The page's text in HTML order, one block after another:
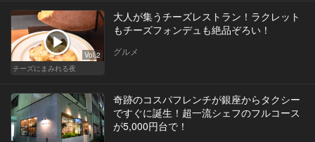
Vol.2
チーズにまみれる夜
大人が集うチーズレストラン！ラクレット
もチーズフォンデュも絶品ぞろい！
グルメ
奇跡のコスパフレンチが銀座からタクシー
ですぐに誕生！超一流シェフのフルコース
が5,000円台で！